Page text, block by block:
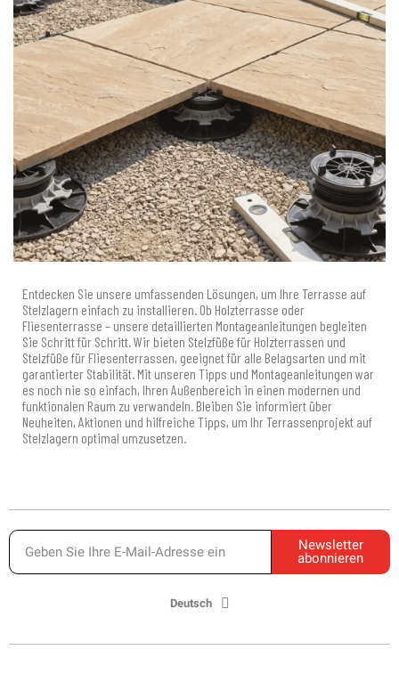
Entdecken Sie unsere umfassenden Lösungen, um Ihre Terrasse auf
Stelzlagern einfach zu installieren. Ob Holzterrasse oder
Fliesenterrasse – unsere detaillierten Montageanleitungen begleiten
Sie Schritt für Schritt. Wir bieten Stelzfüße für Holzterrassen und
Stelzfüße für Fliesenterrassen, geeignet für alle Belagsarten und mit
garantierter Stabilität. Mit unseren Tipps und Montageanleitungen war
es noch nie so einfach, Ihren Außenbereich in einen modernen und
funktionalen Raum zu verwandeln. Bleiben Sie informiert über
Neuheiten, Aktionen und hilfreiche Tipps, um Ihr Terrassenprojekt auf
Stelzlagern optimal umzusetzen.
Newsletter
abonnieren
Deutsch